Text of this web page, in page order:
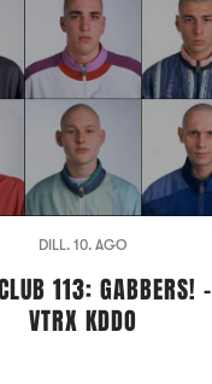
DILL. 10. AGO
113: GABBERS! -
VTRX KDDO